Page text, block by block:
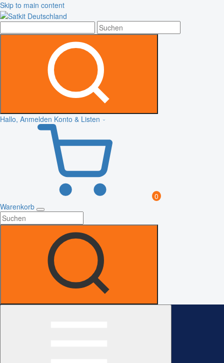
Skip to main content
Hallo, Anmelden Konto & Listen
0
Warenkorb